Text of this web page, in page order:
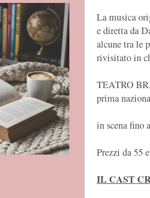
La musica
e diretta da
alcune tra le
rivisitato in
TEATRO
prima
in scena fino
Prezzi da 55
IL CAST